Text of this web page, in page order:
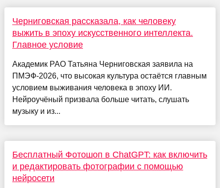
Черниговская рассказала, как человеку
выжить в эпоху искусственного интеллекта.
Главное условие
Академик РАО Татьяна Черниговская заявила на
ПМЭФ-2026, что высокая культура остаётся главным
условием выживания человека в эпоху ИИ.
Нейроучёный призвала больше читать, слушать
музыку и из...
Бесплатный Фотошоп в ChatGPT: как включить
и редактировать фотографии с помощью
нейросети